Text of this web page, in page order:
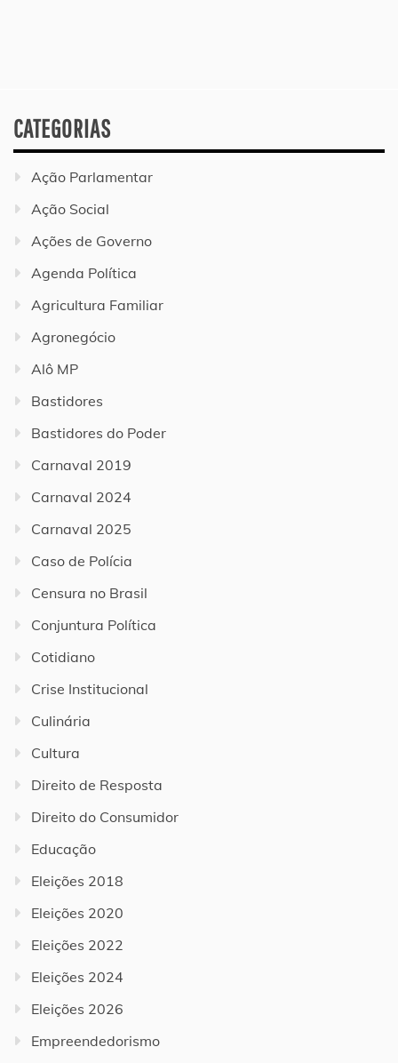
CATEGORIAS
Ação Parlamentar
Ação Social
Ações de Governo
Agenda Política
Agricultura Familiar
Agronegócio
Alô MP
Bastidores
Bastidores do Poder
Carnaval 2019
Carnaval 2024
Carnaval 2025
Caso de Polícia
Censura no Brasil
Conjuntura Política
Cotidiano
Crise Institucional
Culinária
Cultura
Direito de Resposta
Direito do Consumidor
Educação
Eleições 2018
Eleições 2020
Eleições 2022
Eleições 2024
Eleições 2026
Empreendedorismo